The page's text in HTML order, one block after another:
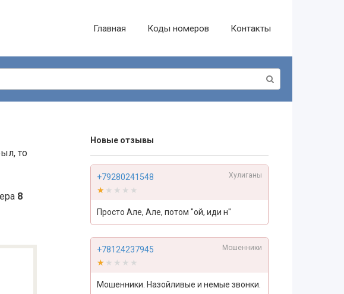
Главная Коды номеров Контакты
то
8
Новые отзывы
+79280241548 Хулиганы
★★★★★
★★★★★
Просто Але, Але, потом "ой, иди н"
+78124237945 Мошенники
★★★★★
★★★★★
Мошенники. Назойливые и немые звонки.